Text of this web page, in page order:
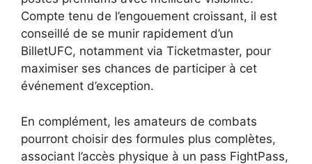
Compte tenu de l’engouement croissant, il est
conseillé de se munir rapidement d’un
BilletUFC, notamment via Ticketmaster, pour
maximiser ses chances de participer à cet
événement d’exception.
En complément, les amateurs de combats
pourront choisir des formules plus complètes,
associant l’accès physique à un pass FightPass,